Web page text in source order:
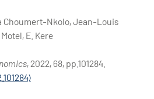
Choumert-Nkolo, Jean-Louis
E. Kere
, 2022, 68, pp.101284.